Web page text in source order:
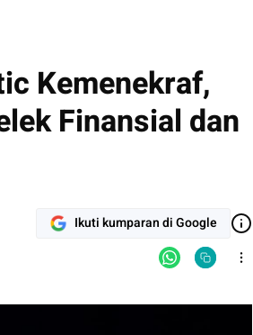
Kemenekraf,
Finansial dan
Ikuti kumparan di Google